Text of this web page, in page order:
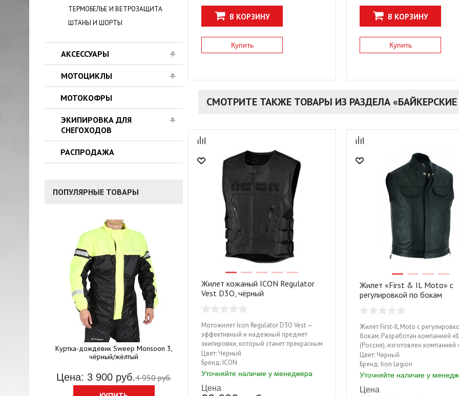
ТЕРМОБЕЛЬЕ И ВЕТРОЗАЩИТА
ШТАНЫ И ШОРТЫ
АКСЕССУАРЫ
МОТОЦИКЛЫ
МОТОКОФРЫ
ЭКИПИРОВКА ДЛЯ
СНЕГОХОДОВ
РАСПРОДАЖА
ПОПУЛЯРНЫЕ ТОВАРЫ
Куртка-дождевик Sweep Monsoon 3,
чёрный/жёлтый
Цена: 3 900 руб.4 950 руб.
Мотоботы туринг Sweep GT Touring
Цена: 10 500 руб.
КУПИТЬ
Мотоперчатки Sweep Undertaker 2
Цена: 7 700 руб.
КУПИТЬ
В КОРЗИНУ
Купить
В КОРЗИНУ
Купить
СМОТРИТЕ ТАКЖЕ ТОВАРЫ ИЗ РАЗДЕЛА
Жилет кожаный ICON Regulator
Vest D3O, чёрный
Мотожилет Icon Regulator D3O Vest —
эффективный и надежный предмет
экипировки, который станет прекрасным
дополнением образа современного
райдера. В качестве основного
материала изготовления использована
прочная и приятная на ощупь кожа
особой выделки. Наличие съемных
Цвет: Черный
Бренд: ICON
Уточняйте наличие у менеджера
Цена
Жилет «First & IL Moto» с
регулировкой по бокам
Жилет First-IL Moto с
бокам. Разработан компанией
(Россия), изготовлен компанией
Выполнен из плотной, но мягкой
имеет регулировку размера по
боковые карманы на кнопках,
внутренний карман можно
расстегивая жилета.
Цвет: Черный
Бренд: Iron Legion
Уточняйте наличие у
Цена